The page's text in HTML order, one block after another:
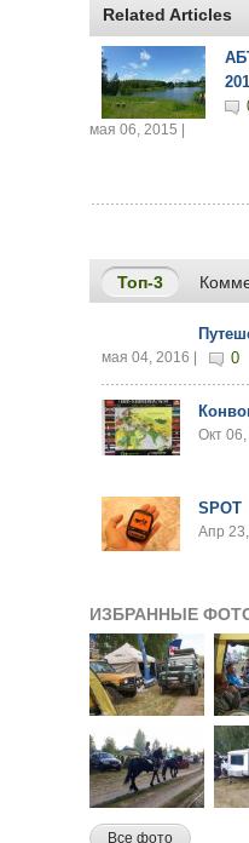
Related Articles
мая 06, 2015 |
Топ-3
мая 04, 2016 | 0
Окт 06,
SPOT
Апр
ИЗБРАННЫЕ
Все фото